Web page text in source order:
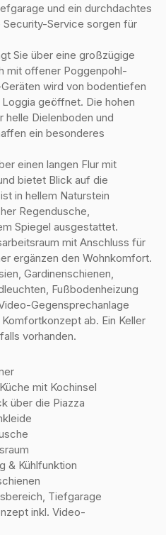
und ein durchdachtes
Service sorgen für
Sie über eine großzügige
mit offener Poggenpohl-
wird von bodentiefen
geöffnet. Die hohen
helle Dielenboden und
ein besonderes
einen langen Flur mit
bietet Blick auf die
in hellem Naturstein
Regendusche,
Spiegel ausgestattet.
mit Anschluss für
ergänzen den Wohnkomfort.
Gardinenschienen,
Fußbodenheizung
Gegensprechanlage
ab. Ein Keller
vorhanden.
mit Kochinsel
über die Piazza
& Kühlfunktion
Tiefgarage
inkl. Video-